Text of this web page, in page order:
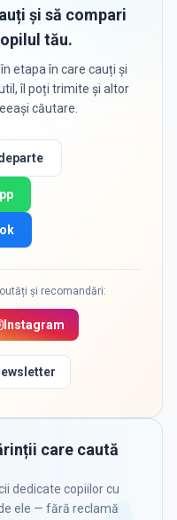
și să compari
tău.
etapa în care cauți și
îl poți trimite și altor
căutare.
și recomandări:
Instagram
care caută
dedicate copiilor cu
ele — fără reclamă